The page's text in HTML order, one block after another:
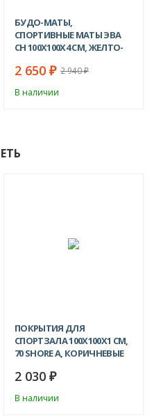
БУДО-МАТЫ,
СПОРТИВНЫЕ МАТЫ ЭВА
CH 100Х100X4 СМ, ЖЕЛТО-
2 650 ₽ 2 940₽
В наличии
ПОКРЫТИЯ ДЛЯ
СПОРТЗАЛА 100Х100X1 СМ,
70 SHORE A, КОРИЧНЕВЫЕ
2 030 ₽
В наличии